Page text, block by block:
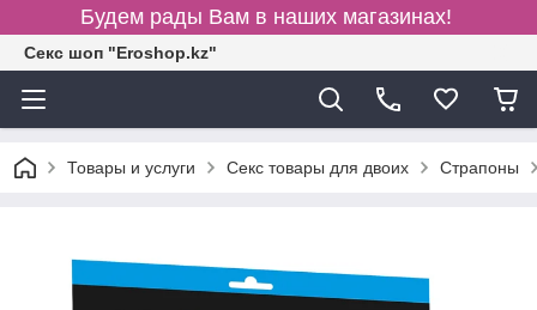
Будем рады Вам в наших магазинах!
Секс шоп "Eroshop.kz"
Товары и услуги Секс товары для двоих Страпоны